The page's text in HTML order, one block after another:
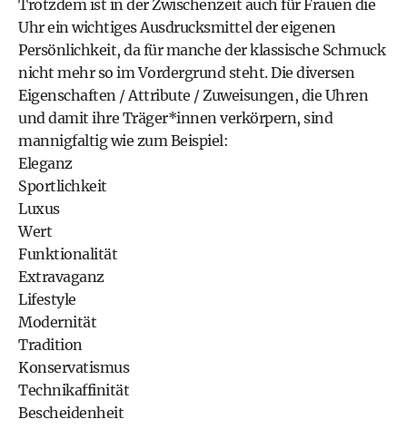
Trotzdem ist in der Zwischenzeit auch für Frauen die
Uhr ein wichtiges Ausdrucksmittel der eigenen
Persönlichkeit, da für manche der klassische Schmuck
nicht mehr so im Vordergrund steht. Die diversen
Eigenschaften / Attribute / Zuweisungen, die Uhren
und damit ihre Träger*innen verkörpern, sind
mannigfaltig wie zum Beispiel:
Eleganz
Sportlichkeit
Luxus
Wert
Funktionalität
Extravaganz
Lifestyle
Modernität
Tradition
Konservatismus
Technikaffinität
Bescheidenheit